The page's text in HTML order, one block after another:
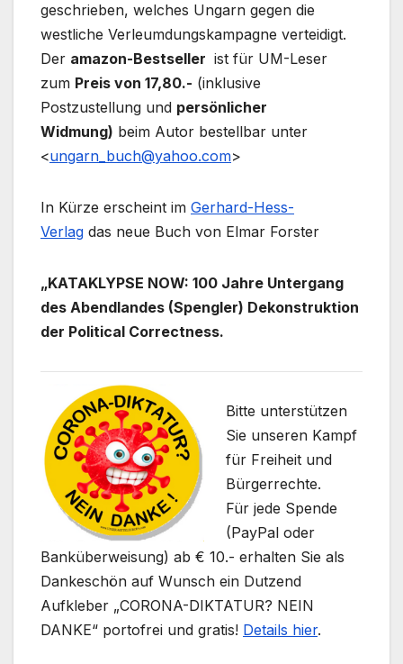
geschrieben, welches Ungarn gegen die
westliche Verleumdungskampagne verteidigt.
Der amazon-Bestseller ist für UM-Leser
zum Preis von 17,80.- (inklusive
Postzustellung und persönlicher
Widmung) beim Autor bestellbar unter
<ungarn_buch@yahoo.com>
In Kürze erscheint im Gerhard-Hess-
Verlag das neue Buch von Elmar Forster
„KATAKLYPSE NOW: 100 Jahre Untergang
des Abendlandes (Spengler) Dekonstruktion
der Political Correctness.
Bitte unterstützen
Sie unseren Kampf
für Freiheit und
Bürgerrechte.
Für jede Spende
(PayPal oder
Banküberweisung) ab € 10.- erhalten Sie als
Dankeschön auf Wunsch ein Dutzend
Aufkleber „CORONA-DIKTATUR? NEIN
DANKE“ portofrei und gratis! Details hier.